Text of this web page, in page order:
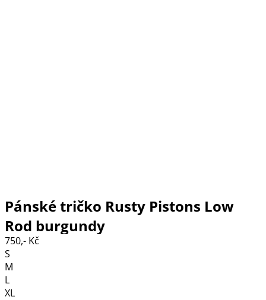
Pánské tričko Rusty Pistons Low
Rod burgundy
750,- Kč
S
M
L
XL